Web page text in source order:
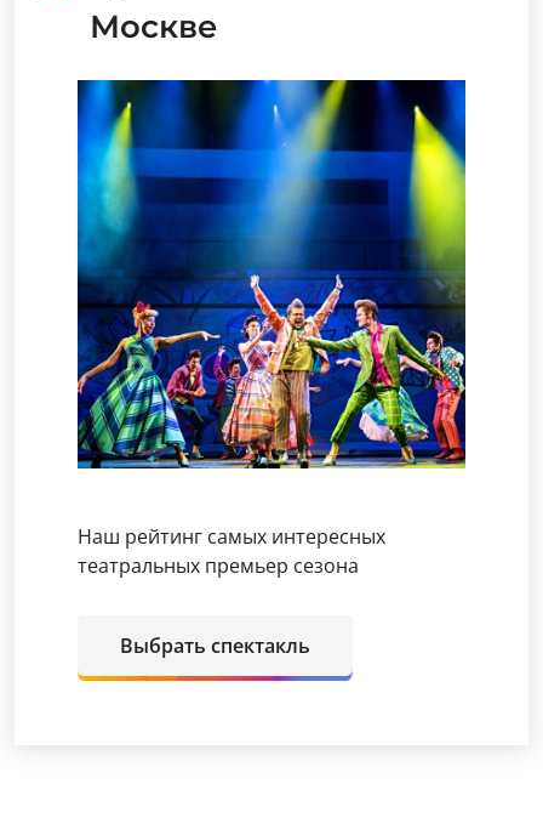
Москве
Наш рейтинг самых интересных
театральных премьер сезона
Выбрать спектакль